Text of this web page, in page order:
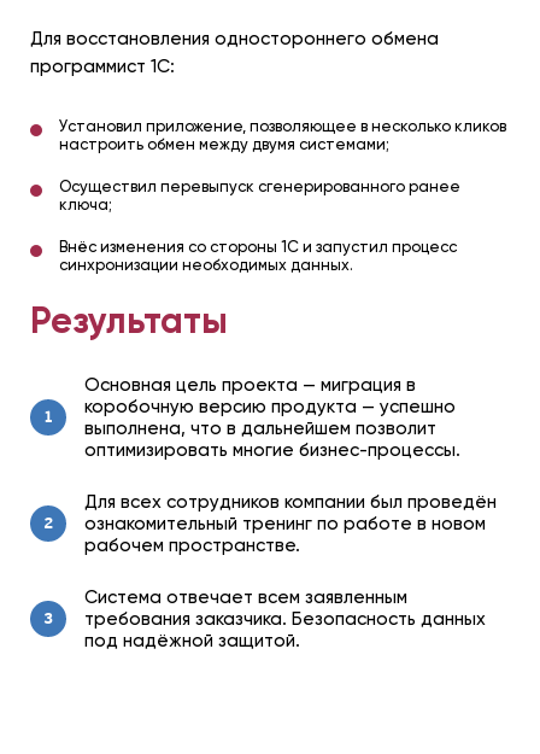
Для восстановления одностороннего обмена
программист 1С:
Установил приложение, позволяющее в несколько кликов
настроить обмен между двумя системами;
Осуществил перевыпуск сгенерированного ранее
ключа;
Внёс изменения со стороны 1С и запустил процесс
синхронизации необходимых данных.
Результаты
1
Основная цель проекта — миграция в
коробочную версию продукта — успешно
выполнена, что в дальнейшем позволит
оптимизировать многие бизнес-процессы.
2
Для всех сотрудников компании был проведён
ознакомительный тренинг по работе в новом
рабочем пространстве.
3
Система отвечает всем заявленным
требования заказчика. Безопасность данных
под надёжной защитой.